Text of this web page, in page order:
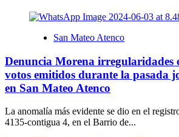
San Mateo Atenco
Denuncia Morena irregularidades
votos emitidos durante la pasada
en San Mateo Atenco
La anomalía más evidente se dio en el
4135-contigua 4, en el Barrio de...